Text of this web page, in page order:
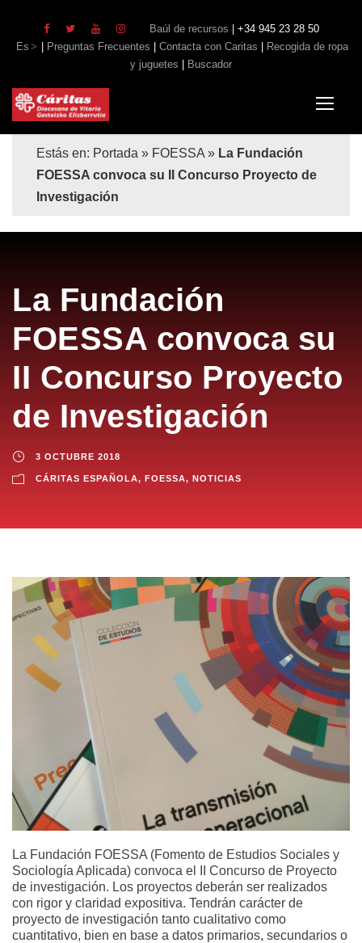
Baúl de recursos | +34 945 23 28 50
Es
Preguntas Frecuentes Contacta con Caritas
Recogida de ropa
y juguetes
Buscador
Estás en: Portada » FOESSA » La Fundación
FOESSA convoca su II Concurso Proyecto de
Investigación
La Fundación
FOESSA convoca su
II Concurso Proyecto
de Investigación
3 OCTUBRE 2018
CÁRITAS ESPAÑOLA, FOESSA, NOTICIAS
La Fundación FOESSA (Fomento de Estudios Sociales y
Sociología Aplicada) convoca el II Concurso de Proyecto
de investigación. Los proyectos deberán ser realizados
con rigor y claridad expositiva. Tendrán carácter de
proyecto de investigación tanto cualitativo como
cuantitativo, bien en base a datos primarios, secundarios o